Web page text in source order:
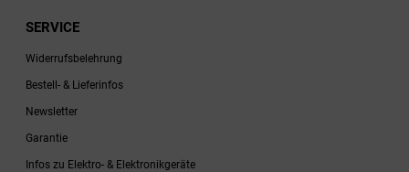
SERVICE
Widerrufsbelehrung
Bestell- & Lieferinfos
Newsletter
Garantie
Infos zu Elektro- & Elektronikgeräte